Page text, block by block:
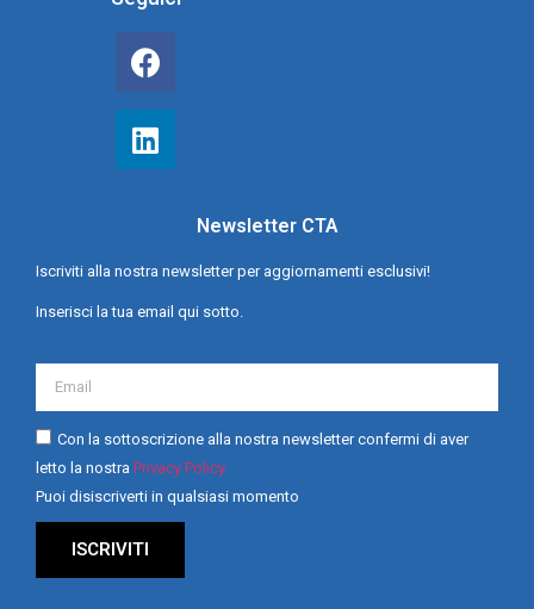
Newsletter CTA
Iscriviti alla nostra newsletter per aggiornamenti esclusivi!
Inserisci la tua email qui sotto.
Con la sottoscrizione alla nostra newsletter confermi di aver
letto la nostra Privacy Policy
Puoi disiscriverti in qualsiasi momento
ISCRIVITI